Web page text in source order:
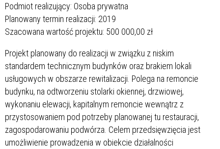
Podmiot realizujący: Osoba prywatna
Planowany termin realizacji: 2019
Szacowana wartość projektu: 500 000,00 zł
Projekt planowany do realizacji w związku z niskim
standardem technicznym budynków oraz brakiem lokali
usługowych w obszarze rewitalizacji. Polega na remoncie
budynku, na odtworzeniu stolarki okiennej, drzwiowej,
wykonaniu elewacji, kapitalnym remoncie wewnątrz z
przystosowaniem pod potrzeby planowanej tu restauracji,
zagospodarowaniu podwórza. Celem przedsięwzięcia jest
umożliwienie prowadzenia w obiekcie działalności